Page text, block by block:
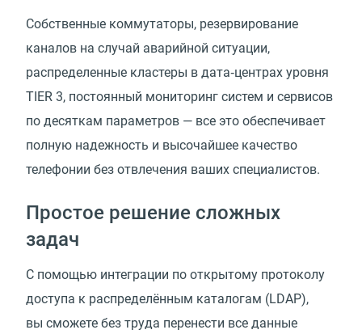
Собственные коммутаторы, резервирование
каналов на случай аварийной ситуации,
распределенные кластеры в дата‑центрах уровня
TIER 3, постоянный мониторинг систем и сервисов
по десяткам параметров — все это обеспечивает
полную надежность и высочайшее качество
телефонии без отвлечения ваших специалистов.
Простое решение сложных
задач
С помощью интеграции по открытому протоколу
доступа к распределённым каталогам (LDAP),
вы сможете без труда перенести все данные